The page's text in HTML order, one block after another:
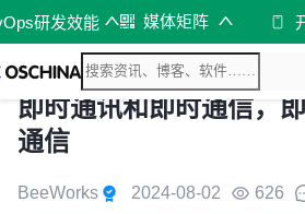
研发效能 媒体矩阵
即时通讯和即时通信，
通信
BeeWorks 2024-08-02 626